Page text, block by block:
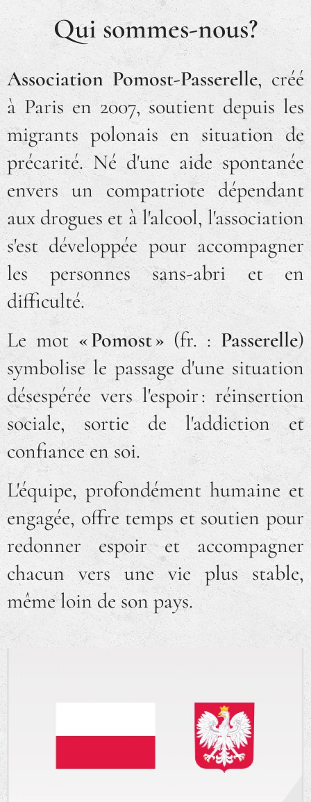
Qui sommes-nous?
Association Pomost-Passerelle, créé
à Paris en 2007, soutient depuis les
migrants polonais en situation de
précarité. Né d'une aide spontanée
envers un compatriote dépendant
aux drogues et à l'alcool, l'association
s'est développée pour accompagner
les personnes sans-abri et en
difficulté.
Le mot « Pomost » (fr. : Passerelle)
symbolise le passage d'une situation
désespérée vers l'espoir : réinsertion
sociale, sortie de l'addiction et
confiance en soi.
L'équipe, profondément humaine et
engagée, offre temps et soutien pour
redonner espoir et accompagner
chacun vers une vie plus stable,
même loin de son pays.